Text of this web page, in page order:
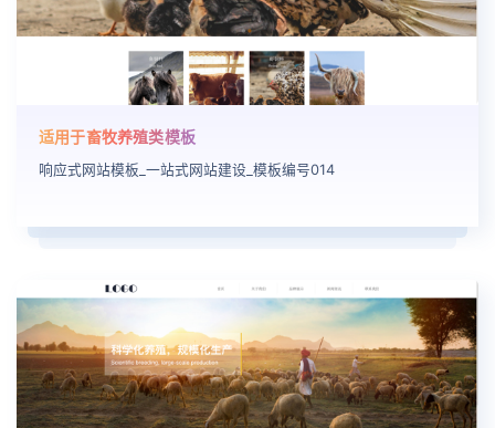
适用于畜牧养殖类模板
响应式网站模板_一站式网站建设_模板编号014